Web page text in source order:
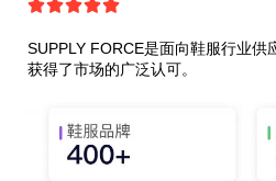

SUPPLY FORCE是面向鞋服行业供
获得了市场的广泛认可。